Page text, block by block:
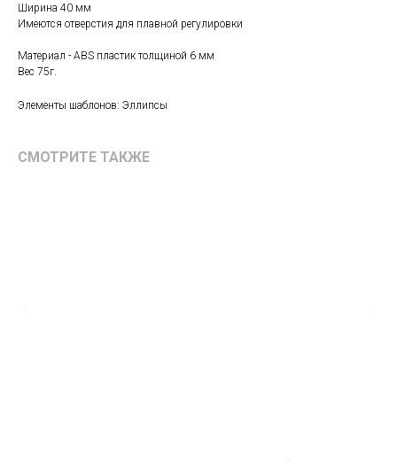
Ширина 40 мм
Имеются отверстия для плавной регулировки
Материал - ABS пластик толщиной 6 мм
Вес 75г.
Элементы шаблонов: Эллипсы
СМОТРИТЕ ТАКЖЕ